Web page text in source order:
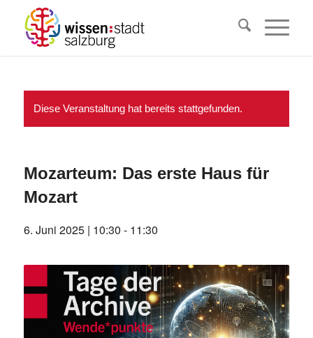
Diese Veranstaltung hat bereits stattgefunden.
Mozarteum: Das erste Haus für
Mozart
6. Juni 2025 | 10:30 - 11:30